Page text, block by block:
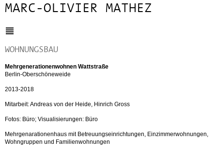
MARC-OLIVIER MATHEZ
WOHNUNGSBAU
Mehrgenerationenwohnen Wattstraße
Berlin-Oberschöneweide
2013-2018
Mitarbeit: Andreas von der Heide, Hinrich Gross
Fotos: Büro; Visualisierungen: Büro
Mehrgenarationenhaus mit Betreuungseinrichtungen, Einzimmerwohnungen,
Wohngruppen und Familienwohnungen